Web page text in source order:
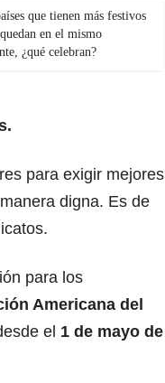
que tienen más festivos
en el mismo
¿qué celebran?
para exigir mejores
digna. Es de
para los
Americana del
el 1 de mayo de